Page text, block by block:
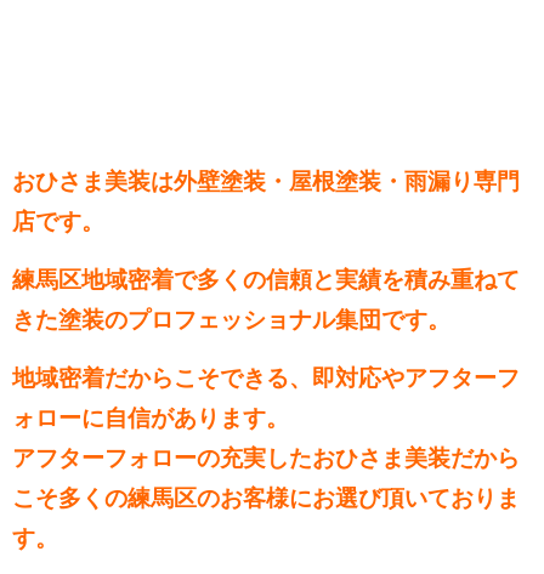
おひさま美装は外壁塗装・屋根塗装・雨漏り専門
店です。
練馬区地域密着で多くの信頼と実績を積み重ねて
きた塗装のプロフェッショナル集団です。
地域密着だからこそできる、即対応やアフターフ
ォローに自信があります。
アフターフォローの充実したおひさま美装だから
こそ多くの練馬区のお客様にお選び頂いておりま
す。